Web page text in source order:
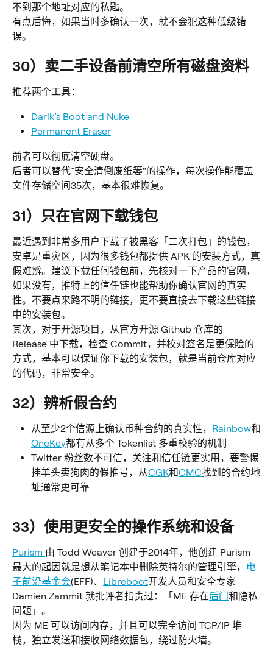
不到那个地址对应的私匙。
有点后悔，如果当时多确认一次，就不会犯这种低级错
误。
30）卖二手设备前清空所有磁盘资料
推荐两个工具：
Darik’s Boot and Nuke
Permanent Eraser
前者可以彻底清空硬盘。
后者可以替代”安全清倒废纸篓“的操作，每次操作能覆盖
文件存储空间35次，基本很难恢复。
31）只在官网下载钱包
最近遇到非常多用户下载了被黑客「二次打包」的钱包，
安卓是重灾区，因为很多钱包都提供 APK 的安装方式，真
假难辨。建议下载任何钱包前，先核对一下产品的官网，
如果没有，推特上的信任链也能帮助你确认官网的真实
性。不要点来路不明的链接，更不要直接去下载这些链接
中的安装包。
其次，对于开源项目，从官方开源 Github 仓库的
Release 中下载，检查 Commit，并校对签名是更保险的
方式，基本可以保证你下载的安装包，就是当前仓库对应
的代码，非常安全。
32）辨析假合约
从至少2个信源上确认币种合约的真实性， Rainbow和
OneKey都有从多个 Tokenlist 多重校验的机制
Twitter 粉丝数不可信，关注和信任链更实用，要警惕
挂羊头卖狗肉的假推号，从CGK和CMC找到的合约地
址通常更可靠
33）使用更安全的操作系统和设备
Purism 由 Todd Weaver 创建于2014年，他创建 Purism
最大的起因就是想从笔记本中删除英特尔的管理引擎，
电
子前沿基金会(EFF)、 Libreboot开发人员和安全专家
Damien Zammit 就批评者指责过：「ME 存在后门 和隐私
问题」。
因为 ME 可以访问内存，并且可以完全访问 TCP/IP 堆
栈，独立发送和接收网络数据包，绕过防火墙。